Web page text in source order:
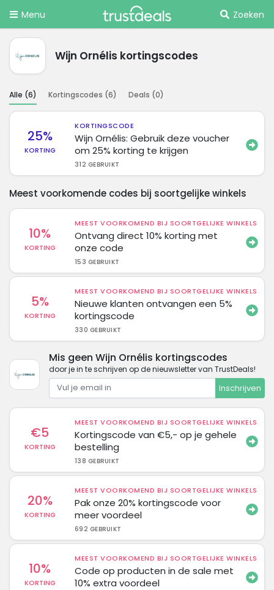
Menu Zoeken
Wijn Ornélis kortingscodes
Alle (6) Kortingscodes (6) Deals (0)
25%
KORTING
KORTINGSCODE
Wijn Ornélis: Gebruik deze voucher
om 25% korting te krijgen
312 GEBRUIKT
Meest voorkomende codes bij soortgelijke winkels
10%
KORTING
MEEST VOORKOMEND BIJ SOORTGELIJKE WINKELS
Ontvang direct 10% korting met
onze code
153 GEBRUIKT
5%
KORTING
MEEST VOORKOMEND BIJ SOORTGELIJKE WINKELS
Nieuwe klanten ontvangen een 5%
kortingscode
330 GEBRUIKT
Mis geen Wijn Ornélis kortingscodes
door je in te schrijven op de nieuwsletter van TrustDeals!
Inschrijven
€5
KORTING
MEEST VOORKOMEND BIJ SOORTGELIJKE WINKELS
Kortingscode van €5,- op je gehele
bestelling
138 GEBRUIKT
20%
KORTING
MEEST VOORKOMEND BIJ SOORTGELIJKE WINKELS
Pak onze 20% kortingscode voor
meer voordeel
692 GEBRUIKT
10%
KORTING
MEEST VOORKOMEND BIJ SOORTGELIJKE WINKELS
Code op producten in de sale met
10% extra voordeel